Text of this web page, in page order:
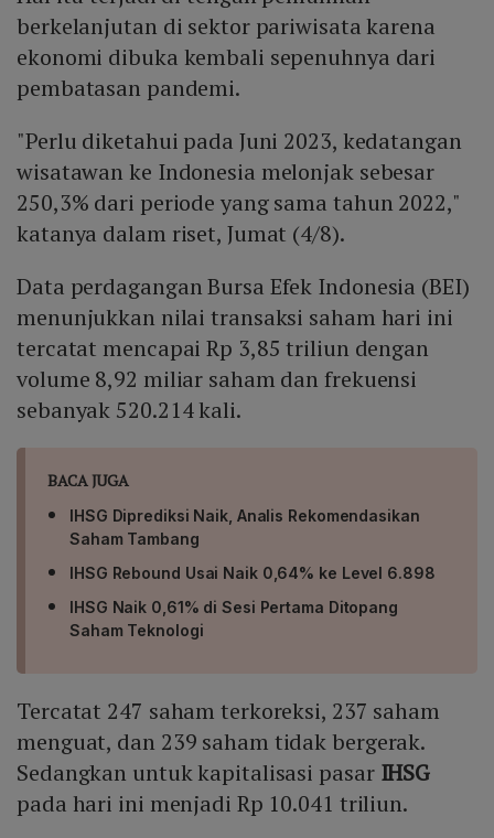
berkelanjutan di sektor pariwisata karena
ekonomi dibuka kembali sepenuhnya dari
pembatasan pandemi.
"Perlu diketahui pada Juni 2023, kedatangan
wisatawan ke Indonesia melonjak sebesar
250,3% dari periode yang sama tahun 2022,"
katanya dalam riset, Jumat (4/8).
Data perdagangan Bursa Efek Indonesia (BEI)
menunjukkan nilai transaksi saham hari ini
tercatat mencapai Rp 3,85 triliun dengan
volume 8,92 miliar saham dan frekuensi
sebanyak 520.214 kali.
BACA JUGA
IHSG Diprediksi Naik, Analis Rekomendasikan
Saham Tambang
IHSG Rebound Usai Naik 0,64% ke Level 6.898
IHSG Naik 0,61% di Sesi Pertama Ditopang
Saham Teknologi
Tercatat 247 saham terkoreksi, 237 saham
menguat, dan 239 saham tidak bergerak.
Sedangkan untuk kapitalisasi pasarIHSG
pada hari ini menjadi Rp 10.041 triliun.